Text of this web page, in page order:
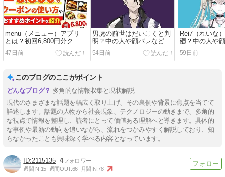
menu（メニュー）アプリ
とは？初回6,800円分クー
ポンの使い方やおすすめポ
イントを紹介
47日前
男虎の前世はだいこくと判
明？中の人や顔バレなど現
在わかっている情報まとめ
54日前
Rei7（れいな
廻？中の人や
在わかってい
59日前
このブログのここがポイント
多角的な情報収集と現状解説
現代のさまざまな話題を幅広く取り上げ、その裏側や背景に焦点を当てて
詳述します。話題の人物から社会現象、テクノロジーの動きまで、多角的
な視点で情報を整理し、読者にとって価値ある理解へと導きます。具体的
な事例や最新の動向を追いながら、流れをつかみやすく解説しており、知
らなかったことも興味深く学べる内容となっています。
2115135 4
週間IN:15 週間OUT:66 月間IN:78